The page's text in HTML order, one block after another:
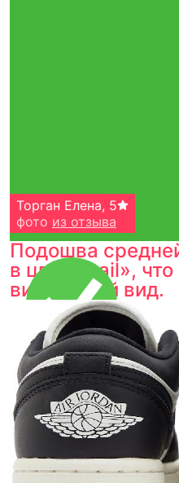
Тройная
оригинальности
Товар сертифицирован и
Проверяем на
по 16 параметрам.
Если придёт подделка —
в трёхкратном размере.
Как мы провеяем товары
Торган Елена, 5
фото из отзыва
Подошва
в цвет «sail»,
винтажный вид.